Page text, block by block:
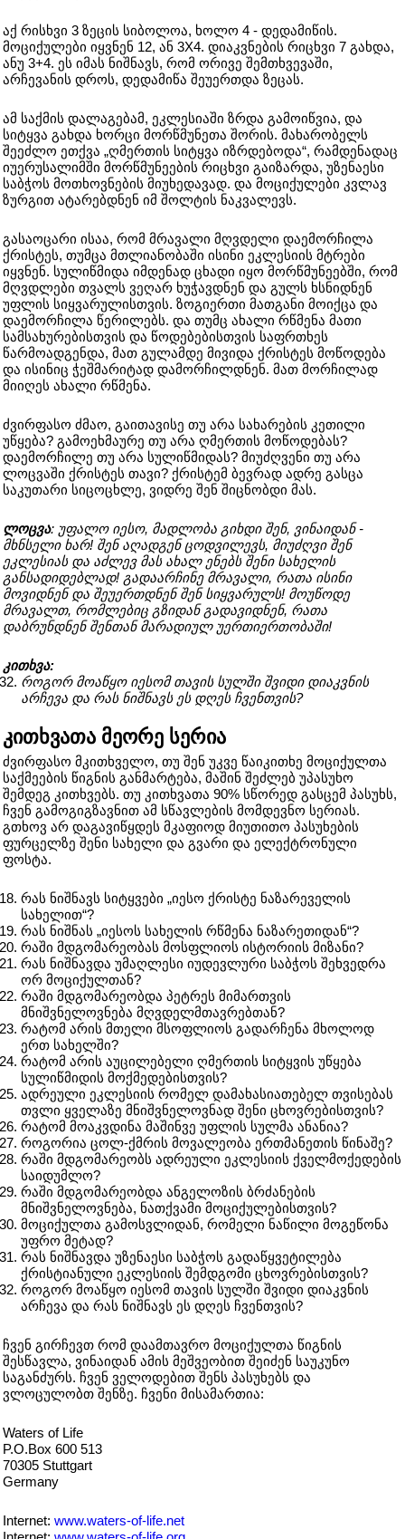
აქ რისხვი 3 ზეცის სიბოლოა, ხოლო 4 - დედამიწის.
მოციქულები იყვნენ 12, ან 3X4. დიაკვნების რიცხვი 7 გახდა,
ანუ 3+4. ეს იმას ნიშნავს, რომ ორივე შემთხვევაში,
არჩევანის დროს, დედამიწა შეუერთდა ზეცას.
ამ საქმის დალაგებამ, ეკლესიაში ზრდა გამოიწვია, და
სიტყვა გახდა ხორცი მორწმუნეთა შორის. მახარობელს
შეეძლო ეთქვა „ღმერთის სიტყვა იზრდებოდა“, რამდენადაც
იუერუსალიმში მორწმუნეების რიცხვი გაიზარდა, უზენაესი
საბჭოს მოთხოვნების მიუხედავად. და მოციქულები კვლავ
ზურგით ატარებდნენ იმ შოლტის ნაკვალევს.
გასაოცარი ისაა, რომ მრავალი მღვდელი დაემორჩილა
ქრისტეს, თუმცა მთლიანობაში ისინი ეკლესიის მტრები
იყვნენ. სულიწმიდა იმდენად ცხადი იყო მორწმუნეებში, რომ
მღვდლები თვალს ვეღარ ხუჭავდნენ და გულს ხსნიდნენ
უფლის სიყვარულისთვის. ზოგიერთი მათგანი მოიქცა და
დაემორჩილა წერილებს. და თუმც ახალი რწმენა მათი
სამსახურებისთვის და წოდებებისთვის საფრთხეს
წარმოადგენდა, მათ გულამდე მივიდა ქრისტეს მოწოდება
და ისინიც ჭეშმარიტად დამორჩილდნენ. მათ მორჩილად
მიიღეს ახალი რწმენა.
ძვირფასო ძმაო, გაითავისე თუ არა სახარების კეთილი
უწყება? გამოეხმაურე თუ არა ღმერთის მოწოდებას?
დაემორჩილე თუ არა სულიწმიდას? მიუძღვენი თუ არა
ლოცვაში ქრისტეს თავი? ქრისტემ ბევრად ადრე გასცა
საკუთარი სიცოცხლე, ვიდრე შენ შიცნობდი მას.
ლოცვა: უფალო იესო, მადლობა გიხდი შენ, ვინაიდან -
მხნსელი ხარ! შენ აღადგენ ცოდვილევს, მიუძღვი შენ
ეკლესიას და აძლევ მას ახალ ენებს შენი სახელის
განსადიდებლად! გადაარჩინე მრავალი, რათა ისინი
მოვიდნენ და შეუერთდნენ შენ სიყვარულს! მოუწოდე
მრავალთ, რომლებიც გზიდან გადავიდნენ, რათა
დაბრუნდნენ შენთან მარადიულ უერთიერთობაში!
კითხვა:
როგორ მოაწყო იესომ თავის სულში შვიდი დიაკვნის
არჩევა და რას ნიშნავს ეს დღეს ჩვენთვის?
კითხვათა მეორე სერია
ძვირფასო მკითხველო, თუ შენ უკვე წაიკითხე მოციქულთა
საქმეების წიგნის განმარტება, მაშინ შეძლებ უპასუხო
შემდეგ კითხვებს. თუ კითხვათა 90% სწორედ გასცემ პასუხს,
ჩვენ გამოგიგზავნით ამ სწავლების მომდევნო სერიას.
გთხოვ არ დაგავიწყდეს მკაფიოდ მიუთითო პასუხების
ფურცელზე შენი სახელი და გვარი და ელექტრონული
ფოსტა.
რას ნიშნავს სიტყვები „იესო ქრისტე ნაზარეველის
სახელით“?
რას ნიშნას „იესოს სახელის რწმენა ნაზარეთიდან“?
რაში მდგომარეობას მოსფლიოს ისტორიის მიზანი?
რას ნიშნავდა უმაღლესი იუდევლური საბჭოს შეხვედრა
ორ მოციქულთან?
რაში მდგომარეობდა პეტრეს მიმართვის
მნიშვნელოვნება მღვდელმთავრებთან?
რატომ არის მთელი მსოფლიოს გადარჩენა მხოლოდ
ერთ სახელში?
რატომ არის აუცილებელი ღმერთის სიტყვის უწყება
სულიწმიდის მოქმედებისთვის?
ადრეული ეკლესიის რომელ დამახასიათებელ თვისებას
თვლი ყველაზე მნიშვნელოვნად შენი ცხოვრებისთვის?
რატომ მოაკვდინა მაშინვე უფლის სულმა ანანია?
როგორია ცოლ-ქმრის მოვალეობა ერთმანეთის წინაშე?
რაში მდგომარეობს ადრეული ეკლესიის ქველმოქედების
საიდუმლო?
რაში მდგომარეობდა ანგელოზის ბრძანების
მნიშვნელოვნება, ნათქვამი მოციქულებისთვის?
მოციქულთა გამოსვლიდან, რომელი ნაწილი მოგეწონა
უფრო მეტად?
რას ნიშნავდა უზენაესი საბჭოს გადაწყვეტილება
ქრისტიანული ეკლესიის შემდგომი ცხოვრებისთვის?
როგორ მოაწყო იესომ თავის სულში შვიდი დიაკვნის
არჩევა და რას ნიშნავს ეს დღეს ჩვენთვის?
ჩვენ გირჩევთ რომ დაამთავრო მოციქულთა წიგნის
შესწავლა, ვინაიდან ამის მეშვეობით შეიძენ საუკუნო
საგანძურს. ჩვენ ველოდებით შენს პასუხებს და
ვლოცულობთ შენზე. ჩვენი მისამართია:
Waters of Life
P.O.Box 600 513
70305 Stuttgart
Germany
Internet: www.waters-of-life.net